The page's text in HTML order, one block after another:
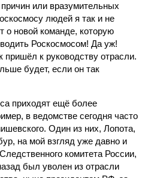
или вразумительных
людей я так и не
новой команде, которую
Роскосмосом! Да уж!
к руководству отрасли.
будет, если он так
приходят ещё более
в ведомстве сегодня часто
Один из них, Лопота,
на мой взгляд уже давно и
комитета России,
был уволен из отрасли